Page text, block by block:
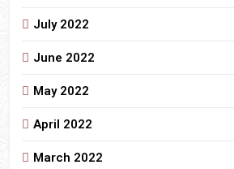
July 2022
June 2022
May 2022
April 2022
March 2022